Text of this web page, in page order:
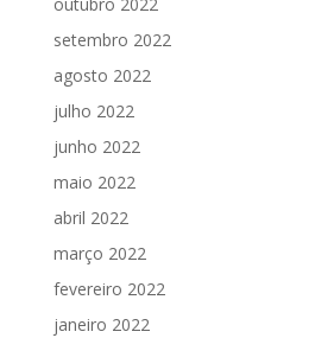
setembro 2022
agosto 2022
julho 2022
junho 2022
maio 2022
abril 2022
março 2022
fevereiro 2022
janeiro 2022